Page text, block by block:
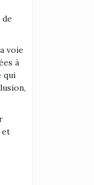
voie
à
qui
et